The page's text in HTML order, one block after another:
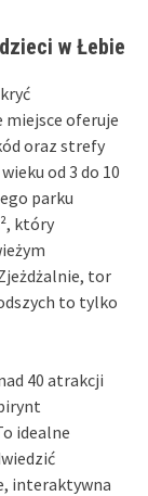
w Łebie
miejsce oferuje
oraz strefy
od 3 do 10
parku
który
tor
to tylko
40 atrakcji
idealne
interaktywna